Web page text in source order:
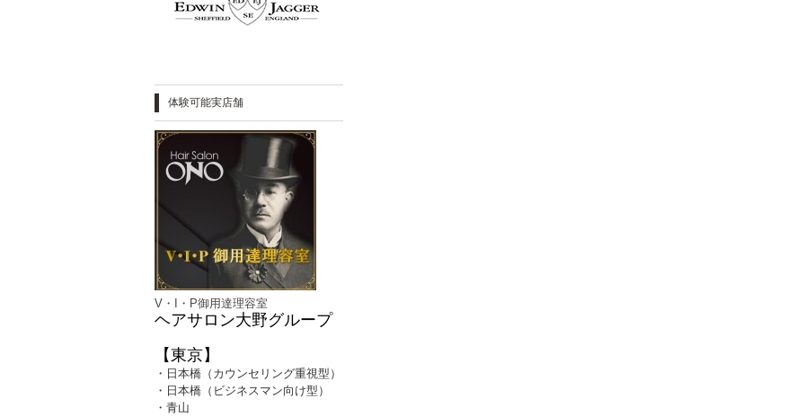
体験可能実店舗
V・I・P御用達理容室
ヘアサロン大野グループ
【東京】
・日本橋（カウンセリング重視型）
・日本橋（ビジネスマン向け型）
・青山